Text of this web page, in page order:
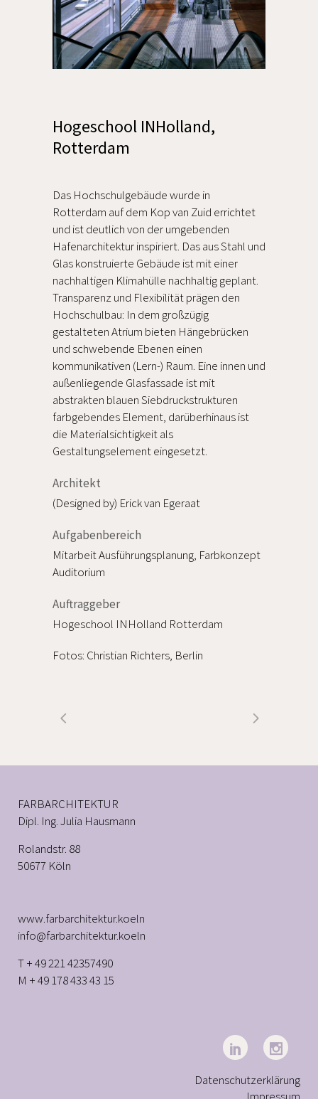
Hogeschool INHolland,
Rotterdam
Das Hochschulgebäude wurde in
Rotterdam auf dem Kop van Zuid errichtet
und ist deutlich von der umgebenden
Hafenarchitektur inspiriert. Das aus Stahl und
Glas konstruierte Gebäude ist mit einer
nachhaltigen Klimahülle nachhaltig geplant.
Transparenz und Flexibilität prägen den
Hochschulbau: In dem großzügig
gestalteten Atrium bieten Hängebrücken
und schwebende Ebenen einen
kommunikativen (Lern-) Raum. Eine innen und
außenliegende Glasfassade ist mit
abstrakten blauen Siebdruckstrukturen
farbgebendes Element, darüberhinaus ist
die Materialsichtigkeit als
Gestaltungselement eingesetzt.
Architekt
(Designed by) Erick van Egeraat
Aufgabenbereich
Mitarbeit Ausführungsplanung, Farbkonzept
Auditorium
Auftraggeber
Hogeschool INHolland Rotterdam
Fotos: Christian Richters, Berlin
FARBARCHITEKTUR
Dipl. Ing. Julia Hausmann
Rolandstr. 88
50677 Köln
www.farbarchitektur.koeln
info@farbarchitektur.koeln
T + 49 221 42357490
M + 49 178 433 43 15
Datenschutzerklärung